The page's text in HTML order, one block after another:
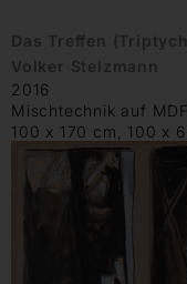
Das Treffen
Volker Stelzmann
2016
Mischtechnik auf MDF
100 x 170 cm, 100 x